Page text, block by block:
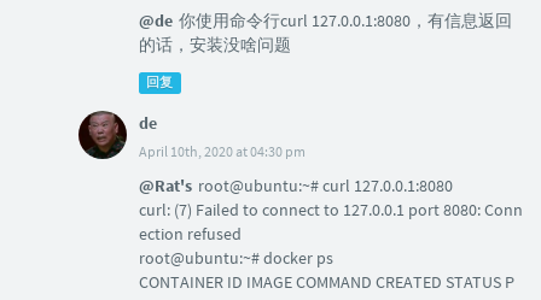
@de 你使用命令行curl 127.0.0.1:8080，有信息返回
的话，安装没啥问题
回复
de
April 10th, 2020 at 04:30 pm
@Rat's root@ubuntu:~# curl 127.0.0.1:8080
curl: (7) Failed to connect to 127.0.0.1 port 8080: Conn
ection refused
root@ubuntu:~# docker ps
CONTAINER ID IMAGE COMMAND CREATED STATUS P